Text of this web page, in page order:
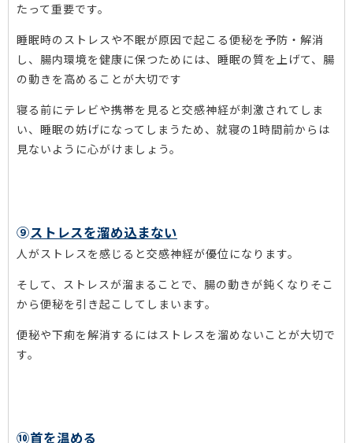
たって重要です。
睡眠時のストレスや不眠が原因で起こる便秘を予防・解消
し、腸内環境を健康に保つためには、睡眠の質を上げて、腸
の動きを高めることが大切です
寝る前にテレビや携帯を見ると交感神経が刺激されてしま
い、睡眠の妨げになってしまうため、就寝の1時間前からは
見ないように心がけましょう。
⑨ストレスを溜め込まない
人がストレスを感じると交感神経が優位になります。
そして、ストレスが溜まることで、腸の動きが鈍くなりそこ
から便秘を引き起こしてしまいます。
便秘や下痢を解消するにはストレスを溜めないことが大切で
す。
⑩首を温める